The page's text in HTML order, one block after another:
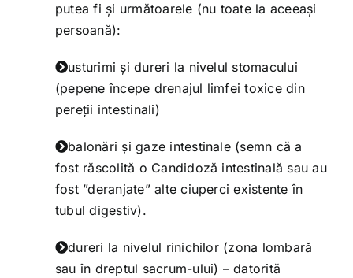
putea fi și următoarele (nu toate la aceeași
persoană):
usturimi și dureri la nivelul stomacului
(pepene începe drenajul limfei toxice din
pereții intestinali)
balonări și gaze intestinale (semn că a
fost răscolită o Candidoză intestinală sau au
fost ”deranjate” alte ciuperci existente în
tubul digestiv).
dureri la nivelul rinichilor (zona lombară
sau în dreptul sacrum-ului) – datorită